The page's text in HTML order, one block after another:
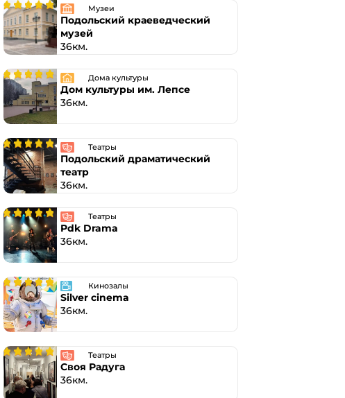
Музеи
Подольский краеведческий
музей
36км.
Дома культуры
Дом культуры им. Лепсе
36км.
Театры
Подольский драматический
театр
36км.
Театры
Pdk Drama
36км.
Кинозалы
Silver cinema
36км.
Театры
Своя Радуга
36км.